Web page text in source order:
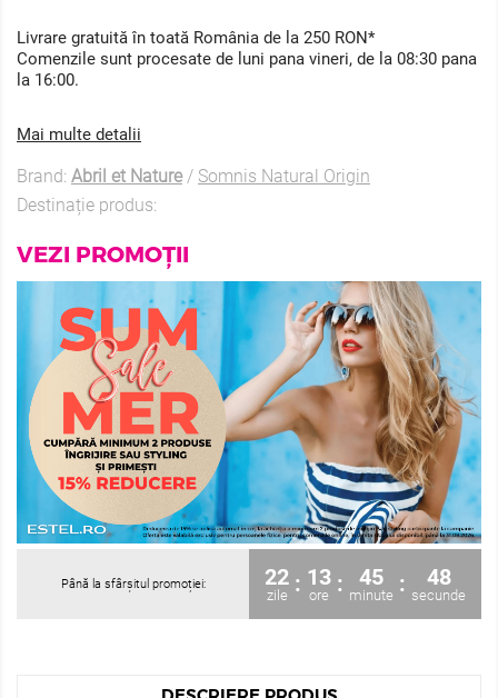
Livrare gratuită în toată România de la 250 RON*
Comenzile sunt procesate de luni pana vineri, de la 08:30 pana
la 16:00.
Mai multe detalii
Brand: Abril et Nature/ Somnis Natural Origin
Destinație produs:
VEZI PROMOȚII
Până la sfârșitul promoției: 22
zile : 13
ore : 45
minute : 48
secunde